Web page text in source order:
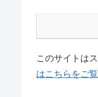
このサイトは
はこちらをご